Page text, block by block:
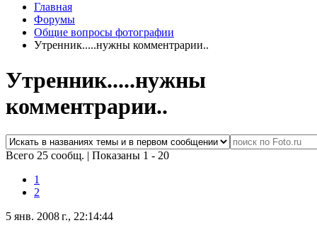
Главная
Форумы
Общие вопросы фотографии
Утренник.....нужны комментрарии..
Утренник.....нужны
комментрарии..
Всего 25 сообщ. | Показаны 1 - 20
1
2
5 янв. 2008 г., 22:14:44